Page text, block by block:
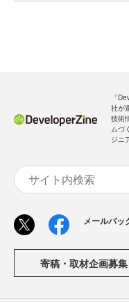
「
社が
技術
ムづ
ジニ
メールバッ
寄稿・取材企画募集